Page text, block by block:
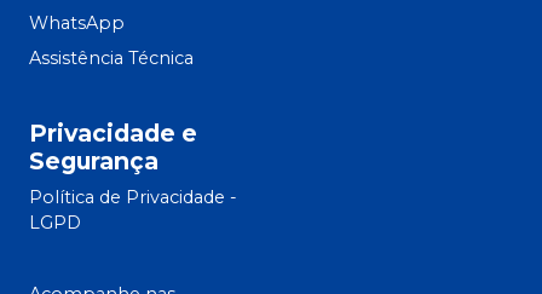
WhatsApp
Assistência Técnica
Privacidade e
Segurança
Política de Privacidade -
LGPD